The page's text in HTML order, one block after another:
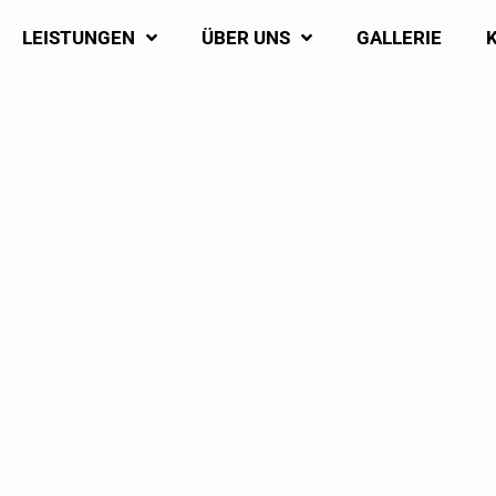
LEISTUNGEN ÜBER UNS GALLERIE